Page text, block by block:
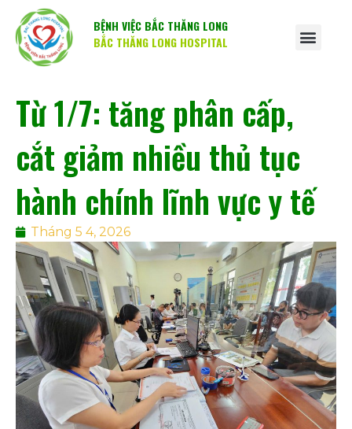
BỆNH VIỆC BẮC THĂNG LONG
BẮC THĂNG LONG HOSPITAL
Từ 1/7: tăng phân cấp,
cắt giảm nhiều thủ tục
hành chính lĩnh vực y tế
Tháng 5 4, 2026